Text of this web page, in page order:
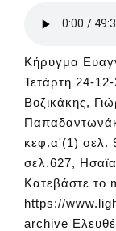
Κήρυγμα
Τετάρτη 24-
Βοζικάκης,
κεφ.α'(1) σελ.
σελ.627,
Κατεβάστε το
https://
archive